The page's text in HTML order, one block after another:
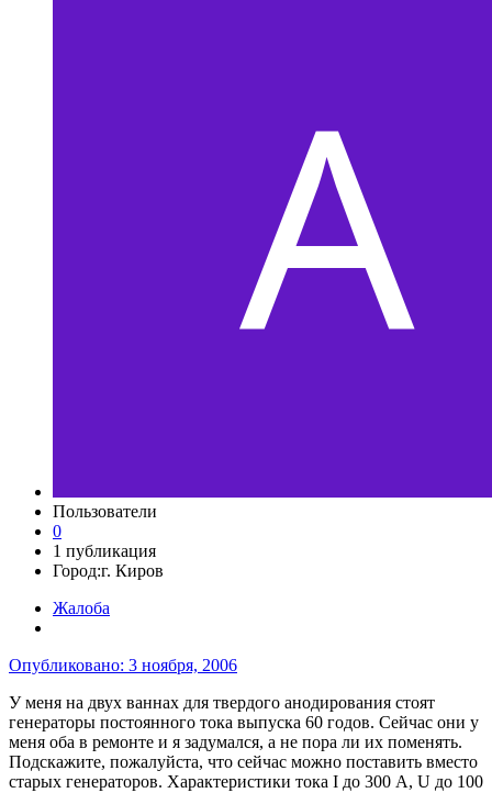
Пользователи
0
1 публикация
Город:г. Киров
Жалоба
Опубликовано: 3 ноября, 2006
У меня на двух ваннах для твердого анодирования стоят
генераторы постоянного тока выпуска 60 годов. Сейчас они у
меня оба в ремонте и я задумался, а не пора ли их поменять.
Подскажите, пожалуйста, что сейчас можно поставить вместо
старых генераторов. Характеристики тока I до 300 А, U до 100